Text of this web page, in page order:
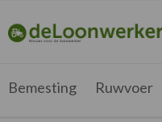
de
hoofdnavigatie
de
hoofd
de
eerste
de
voettekst
deloonwerker.be
Bemesting Ruwvoer